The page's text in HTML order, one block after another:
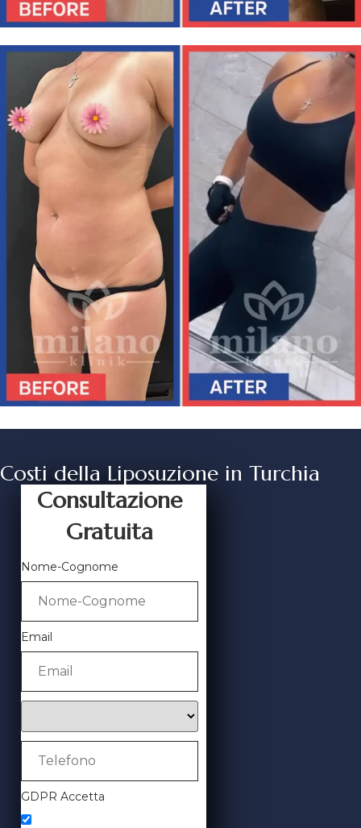
Costi della Liposuzione in Turchia
Consultazione
Gratuita
Nome-Cognome
Email
GDPR Accetta